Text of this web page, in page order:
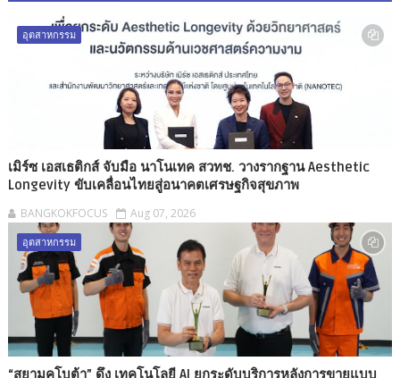
อุตสาหกรรม
เมิร์ซ เอสเธติกส์ จับมือ นาโนเทค สวทช. วางรากฐาน Aesthetic
Longevity ขับเคลื่อนไทยสู่อนาคตเศรษฐกิจสุขภาพ
BANGKOKFOCUS Aug 07, 2026
อุตสาหกรรม
“สยามคูโบต้า” ดึง เทคโนโลยี AI ยกระดับบริการหลังการขายแบบ